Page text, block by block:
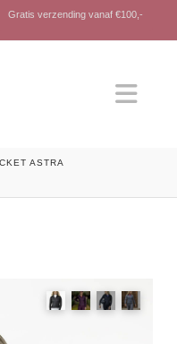
Gratis verzending vanaf €100,-
ASTRA